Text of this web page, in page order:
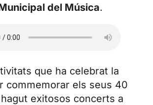
del Música.
que ha celebrat la
commemorar els seus 40
exitosos concerts a